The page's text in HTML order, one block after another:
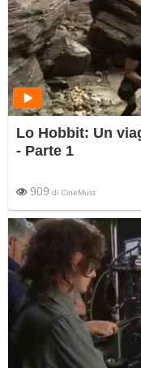
Lo Hobbit: Un
- Parte 1
909 di CineMust